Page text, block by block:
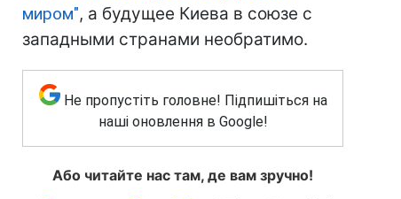
миром", а будущее Киева в союзе с
западными странами необратимо.
Не пропустіть головне! Підпишіться на
наші оновлення в Google!
Або читайте нас там, де вам зручно!